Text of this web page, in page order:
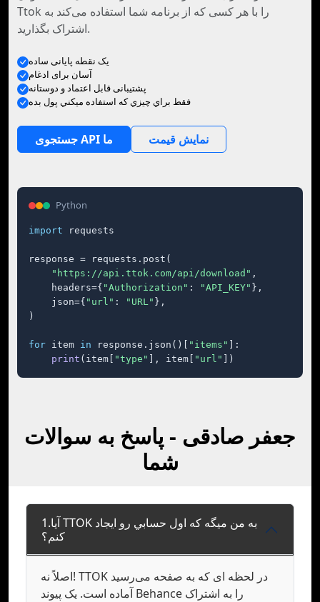
Ttok را با هر کسی که از برنامه شما استفاده می‌کند به
اشتراک بگذارید.
یک نقطه پایانی ساده
آسان برای ادغام
پشتیبانی قابل اعتماد و دوستانه
فقط براي چيزي که استفاده ميکني پول بده
جستجوی API ما نمایش قیمت
Python
import requests
response = requests.post(
"https://api.ttok.com/api/download" ,
    headers={
"Authorization" : "API_KEY" },
    json={
"url" : "URL" },
)
for item in response.json()[ "items"
]:
print (item[ "type" ], item[ "url" ])
جعفر صادقی - پاسخ به سوالات
شما
1.آيا TTOK به من ميگه که اول حسابي رو ايجاد
کنم؟
اصلاً نه! TTOK در لحظه ای که به صفحه می‌رسید
آماده است. یک پیوند Behance را به اشتراک